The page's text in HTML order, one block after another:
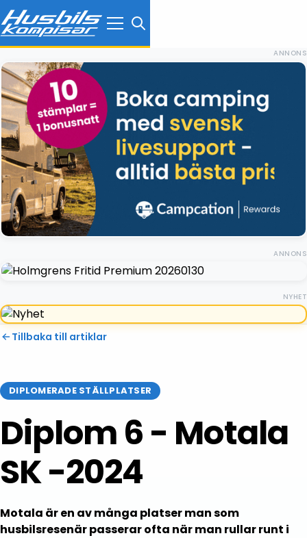
ANNONS
ANNONS
NYHET
Tillbaka till artiklar
DIPLOMERADE STÄLLPLATSER
Diplom 6 - Motala
SK -2024
Motala är en av många platser man som
husbilsresenär passerar ofta när man rullar runt i